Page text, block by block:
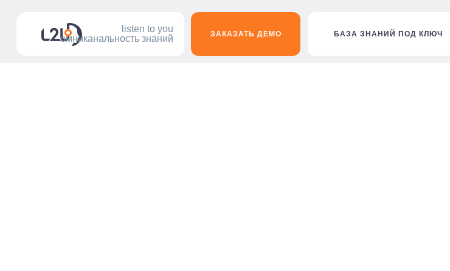
listen to you
омниканальность знаний
БАЗА ЗНАНИЙ ПОД КЛЮЧ
ЗАКАЗАТЬ ДЕМО